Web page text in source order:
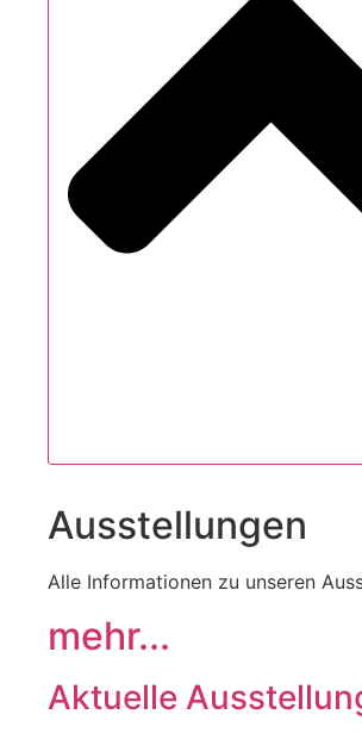
Ausstellungen
Alle Informationen zu unseren
mehr...
Aktuelle